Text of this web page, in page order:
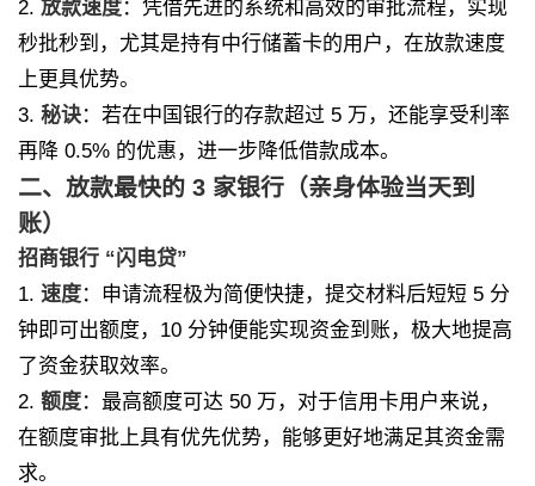
2. 放款速度：凭借先进的系统和高效的审批流程，实现
秒批秒到，尤其是持有中行储蓄卡的用户，在放款速度
上更具优势。
3. 秘诀：若在中国银行的存款超过 5 万，还能享受利率
再降 0.5% 的优惠，进一步降低借款成本。
二、放款最快的 3 家银行（亲身体验当天到
账）
招商银行 “闪电贷”
1. 速度：申请流程极为简便快捷，提交材料后短短 5 分
钟即可出额度，10 分钟便能实现资金到账，极大地提高
了资金获取效率。
2. 额度：最高额度可达 50 万，对于信用卡用户来说，
在额度审批上具有优先优势，能够更好地满足其资金需
求。